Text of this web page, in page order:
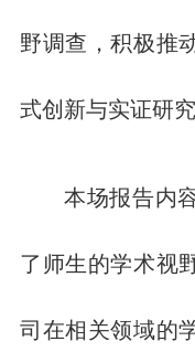
野调查，积极推
式创新与实证研
本场报告内
了师生的学术视
司在相关领域的